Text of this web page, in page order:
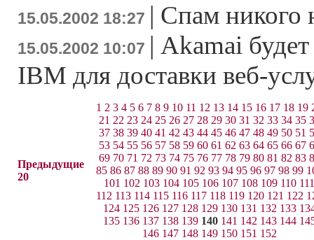
15.05.2002 18:27 | Спам никого
15.05.2002 10:07 | Akamai
IBM для доставки веб-
Предыдущие
20
1 2 3 4 5 6 7 8 9 10 11 12 13 14 15 16 17 18 19
21 22 23 24 25 26 27 28 29 30 31 32 33 34 35
37 38 39 40 41 42 43 44 45 46 47 48 49 50 51
53 54 55 56 57 58 59 60 61 62 63 64 65 66 67
69 70 71 72 73 74 75 76 77 78 79 80 81 82 83
85 86 87 88 89 90 91 92 93 94 95 96 97 98 99
101 102 103 104 105 106 107 108 109 110 111
112 113 114 115 116 117 118 119 120 121 122
124 125 126 127 128 129 130 131 132 133
135 136 137 138 139 140 141 142 143 144
146 147 148 149 150 151 152